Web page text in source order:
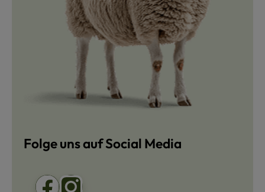
Folge uns auf Social Media